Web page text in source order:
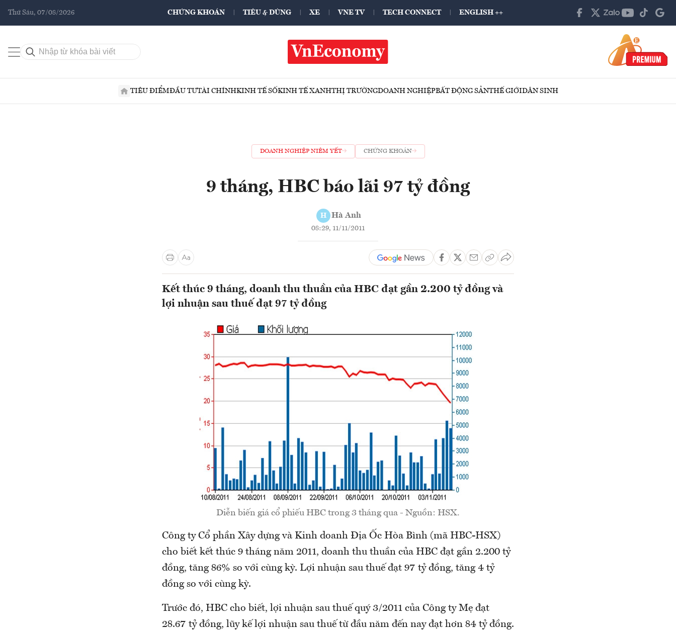
Thứ Sáu, 07/08/2026 CHỨNG KHOÁN TIÊU & DÙNG XE VNE TV TECH CONNECT ENGLISH ++
TIÊU ĐIỂMĐẦU TƯTÀI CHÍNHKINH TẾ SỐKINH TẾ XANHTHỊ TRƯỜNGDOANH NGHIỆPBẤT ĐỘNG SẢNTHẾ GIỚIDÂN SINH
DOANH NGHIỆP NIÊM YẾT CHỨNG KHOÁN
9 tháng, HBC báo lãi 97 tỷ đồng
H Hà Anh
08:29, 11/11/2011
Kết thúc 9 tháng, doanh thu thuần của HBC đạt gần 2.200 tỷ đồng và
lợi nhuận sau thuế đạt 97 tỷ đồng
Diễn biến giá cổ phiếu HBC trong 3 tháng qua - Nguồn: HSX.
Công ty Cổ phần Xây dựng và Kinh doanh Địa Ốc Hòa Bình (mã HBC-HSX)
cho biết kết thúc 9 tháng năm 2011, doanh thu thuần của HBC đạt gần 2.200 tỷ
đồng, tăng 86% so với cùng kỳ. Lợi nhuận sau thuế đạt 97 tỷ đồng, tăng 4 tỷ
đồng so với cùng kỳ.
Trước đó, HBC cho biết, lợi nhuận sau thuế quý 3/2011 của Công ty Mẹ đạt
28.67 tỷ đồng, lũy kế lợi nhuận sau thuế từ đầu năm đến nay đạt hơn 84 tỷ đồng.